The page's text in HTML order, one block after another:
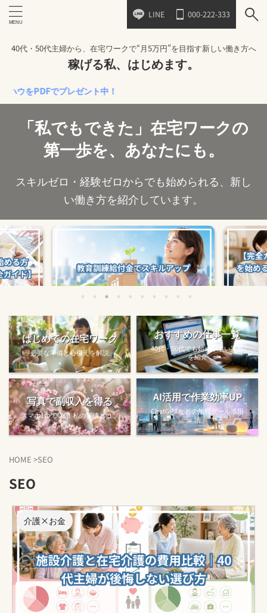
LINE 000-222-333
40代・50代主婦から、在宅ワークで“月5万円”を目指す新しい働き方へ
稼げる私、はじめます。
でプレゼント中！
「私でもできた」在宅ワークの
第一歩を、あなたにも。
スキルゼロ・経験ゼロからでも始められる、新し
い働き方を紹介しています。
る方法
教育訓練給付金で賢くスキルアップする
方法【主婦でも使え...
【完全ガ
はじめての在宅ワーク
必要な準備と心構えを解説
おすすめの仕事一覧
40代・50代でも始めやすい案件
を紹介
写真で副収入を得る
スマホ1つでOK！私の実績とコツ
AI活用で作業効率UP
ChatGPTなどの無料ツール活用
法
HOME >SEO
SEO
介護×お金